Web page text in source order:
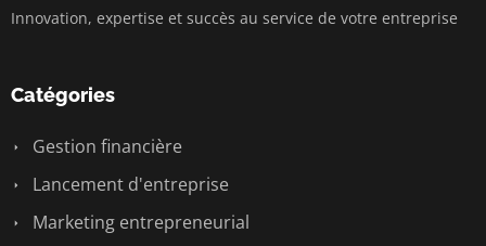
Innovation, expertise et succès au service de votre entreprise
Catégories
Gestion financière
Lancement d'entreprise
Marketing entrepreneurial